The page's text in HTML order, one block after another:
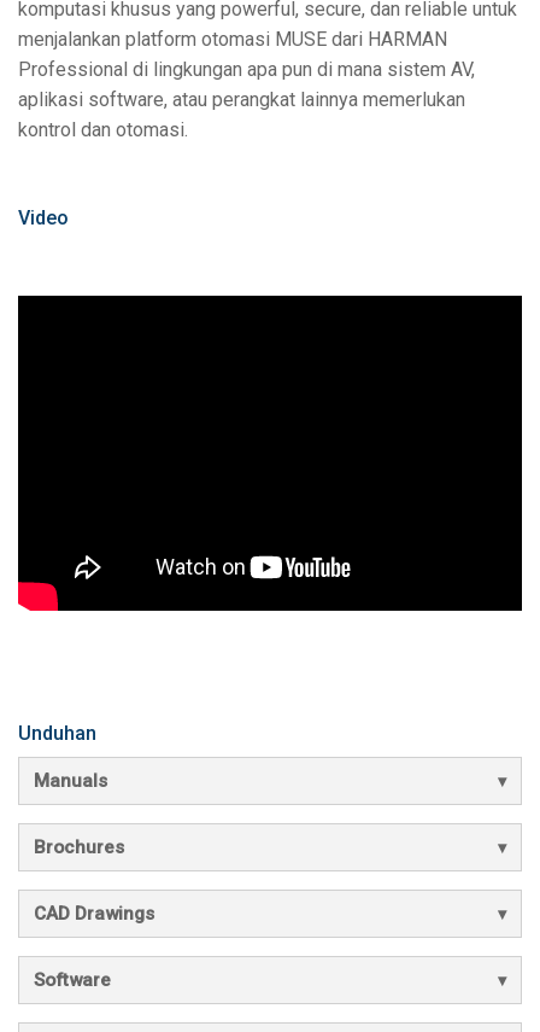
komputasi khusus yang powerful, secure, dan reliable untuk
menjalankan platform otomasi MUSE dari HARMAN
Professional di lingkungan apa pun di mana sistem AV,
aplikasi software, atau perangkat lainnya memerlukan
kontrol dan otomasi.
Video
Unduhan
Manuals
Brochures
CAD Drawings
Software